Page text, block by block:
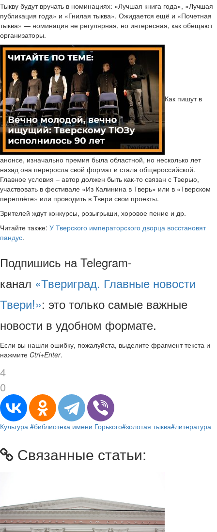
Тыкву будут вручать в номинациях: «Лучшая книга года», «Лучшая
публикация года» и «Гнилая тыква». Ожидается ещё и «Почетная
тыква» — номинация не регулярная, но интересная, как обещают
организаторы.
Как пишут в
анонсе, изначально премия была областной, но несколько лет
назад она переросла свой формат и стала общероссийской.
Главное условия – автор должен быть как-то связан с Тверью,
участвовать в фестивале «Из Калинина в Тверь» или в «Тверском
переплёте» или проводить в Твери свои проекты.
Зрителей ждут конкурсы, розыгрыши, хоровое пение и др.
Читайте также: У Тверского императорского дворца восстановят
пандус.
Подпишись на Telegram-
канал «Твериград. Главные новости
Твери!»: это только самые важные
новости в удобном формате.
Если вы нашли ошибку, пожалуйста, выделите фрагмент текста и
нажмите Ctrl+Enter.
4
0
Культура #библиотека имени Горького#золотая тыква#литература
Связанные статьи: